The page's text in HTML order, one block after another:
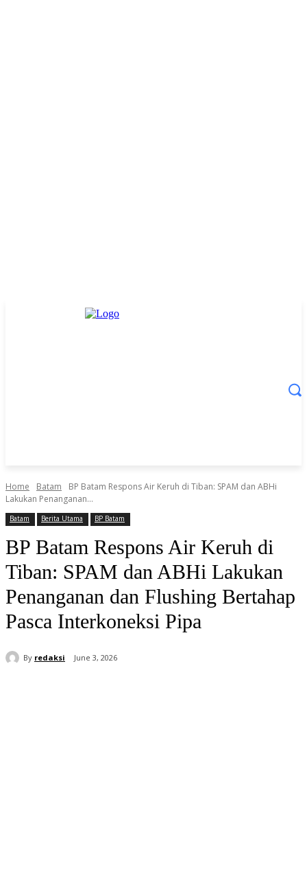
Home Batam
BP Batam Respons Air Keruh di Tiban: SPAM dan ABHi
Lakukan Penanganan...
Batam Berita Utama BP Batam
BP Batam Respons Air Keruh di
Tiban: SPAM dan ABHi Lakukan
Penanganan dan Flushing Bertahap
Pasca Interkoneksi Pipa
By redaksi June 3, 2026